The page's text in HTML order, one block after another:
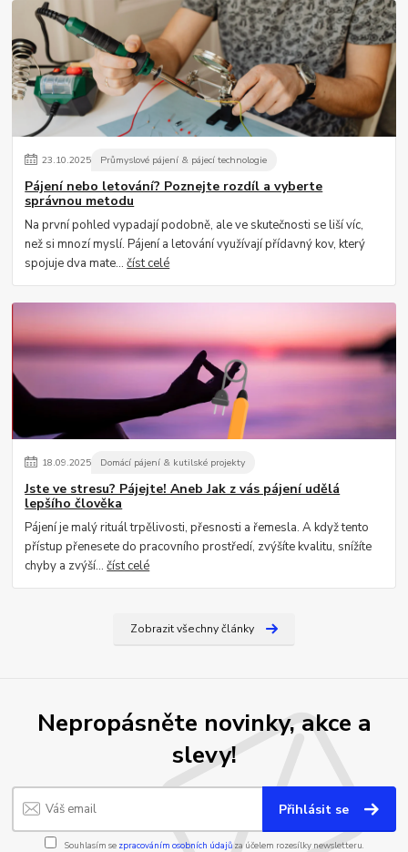
23.10.2025 Průmyslové pájení & pájecí technologie
Pájení nebo letování? Poznejte rozdíl a vyberte
správnou metodu
Na první pohled vypadají podobně, ale ve skutečnosti se liší víc,
než si mnozí myslí. Pájení a letování využívají přídavný kov, který
spojuje dva mate...číst celé
18.09.2025 Domácí pájení & kutilské projekty
Jste ve stresu? Pájejte! Aneb Jak z vás pájení udělá
lepšího člověka
Pájení je malý rituál trpělivosti, přesnosti a řemesla. A když tento
přístup přenesete do pracovního prostředí, zvýšíte kvalitu, snížíte
chyby a zvýší...číst celé
Zobrazit všechny články
Nepropásněte novinky, akce a
slevy!
Přihlásit se
Souhlasím se zpracováním osobních údajůza účelem rozesílky newsletteru.